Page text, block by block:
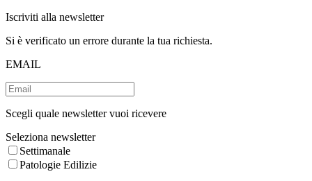
Iscriviti alla newsletter
Si è verificato un errore durante la tua richiesta.
EMAIL
Scegli quale newsletter vuoi ricevere
Seleziona newsletter
Settimanale
Patologie Edilizie